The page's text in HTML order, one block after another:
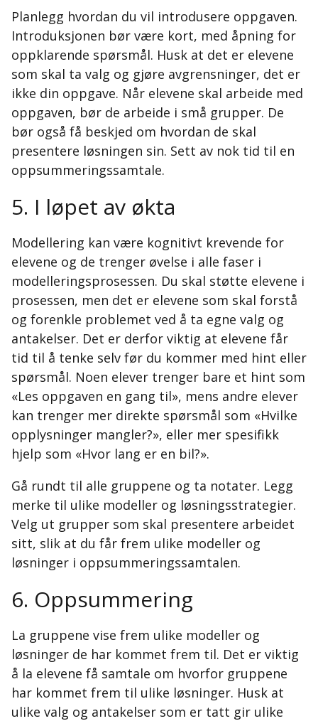
Planlegg hvordan du vil introdusere oppgaven.
Introduksjonen bør være kort, med åpning for
oppklarende spørsmål. Husk at det er elevene
som skal ta valg og gjøre avgrensninger, det er
ikke din oppgave. Når elevene skal arbeide med
oppgaven, bør de arbeide i små grupper. De
bør også få beskjed om hvordan de skal
presentere løsningen sin. Sett av nok tid til en
oppsummeringssamtale.
5. I løpet av økta
Modellering kan være kognitivt krevende for
elevene og de trenger øvelse i alle faser i
modelleringsprosessen. Du skal støtte elevene i
prosessen, men det er elevene som skal forstå
og forenkle problemet ved å ta egne valg og
antakelser. Det er derfor viktig at elevene får
tid til å tenke selv før du kommer med hint eller
spørsmål. Noen elever trenger bare et hint som
«Les oppgaven en gang til», mens andre elever
kan trenger mer direkte spørsmål som «Hvilke
opplysninger mangler?», eller mer spesifikk
hjelp som «Hvor lang er en bil?».
Gå rundt til alle gruppene og ta notater. Legg
merke til ulike modeller og løsningsstrategier.
Velg ut grupper som skal presentere arbeidet
sitt, slik at du får frem ulike modeller og
løsninger i oppsummeringssamtalen.
6. Oppsummering
La gruppene vise frem ulike modeller og
løsninger de har kommet frem til. Det er viktig
å la elevene få samtale om hvorfor gruppene
har kommet frem til ulike løsninger. Husk at
ulike valg og antakelser som er tatt gir ulike